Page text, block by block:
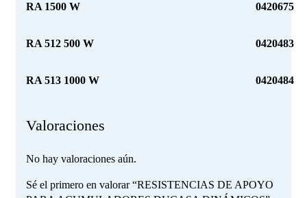
RA 1500 W 0420675
RA 512 500 W 0420483
RA 513 1000 W 0420484
Valoraciones
No hay valoraciones aún.
Sé el primero en valorar “RESISTENCIAS DE APOYO